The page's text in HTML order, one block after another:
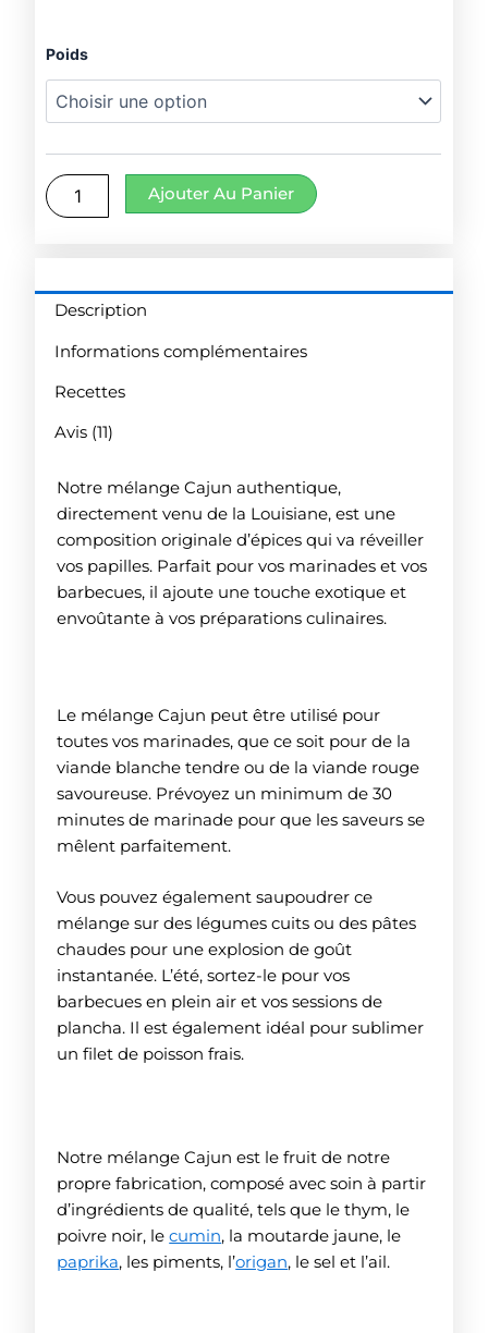
à
Poids
quantité
Mélange
Cajun
Ajouter Au Panier
Description
Informations complémentaires
Recettes
Avis (11)
Notre mélange Cajun authentique,
directement venu de la Louisiane, est une
composition originale d’épices qui va réveiller
vos papilles. Parfait pour vos marinades et vos
barbecues, il ajoute une touche exotique et
envoûtante à vos préparations culinaires.
Le mélange Cajun peut être utilisé pour
toutes vos marinades, que ce soit pour de la
viande blanche tendre ou de la viande rouge
savoureuse. Prévoyez un minimum de 30
minutes de marinade pour que les saveurs se
mêlent parfaitement.
Vous pouvez également saupoudrer ce
mélange sur des légumes cuits ou des pâtes
chaudes pour une explosion de goût
instantanée. L’été, sortez-le pour vos
barbecues en plein air et vos sessions de
plancha. Il est également idéal pour sublimer
un filet de poisson frais.
Notre mélange Cajun est le fruit de notre
propre fabrication, composé avec soin à partir
d’ingrédients de qualité, tels que le thym, le
poivre noir, lecumin, la moutarde jaune, le
paprika, les piments, l’origan, le sel et l’ail.